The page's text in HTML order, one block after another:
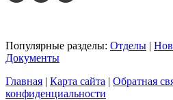
Популярные разделы: Отделы |
Документы
Главная | Карта сайта | Обратная
конфиденциальности